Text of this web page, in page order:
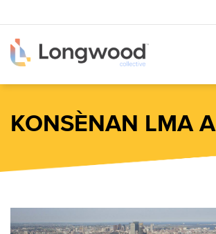
nan
kontni
prensipal
KONSÈNAN LMA A